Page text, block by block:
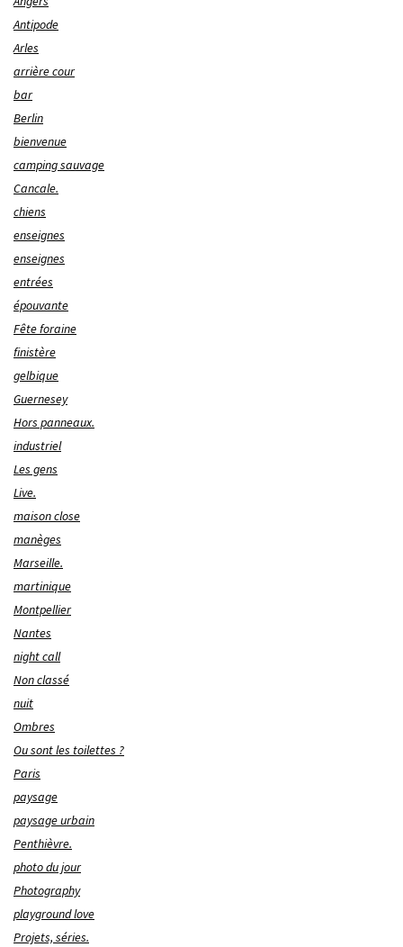
Antipode
Arles
arrière cour
bar
Berlin
bienvenue
camping sauvage
Cancale.
chiens
enseignes
enseignes
entrées
épouvante
Fête foraine
finistère
gelbique
Guernesey
Hors panneaux.
industriel
Les gens
Live.
maison close
manèges
Marseille.
martinique
Montpellier
Nantes
night call
Non classé
nuit
Ombres
Ou sont les toilettes ?
Paris
paysage
paysage urbain
Penthièvre.
photo du jour
Photography
playground love
Projets, séries.